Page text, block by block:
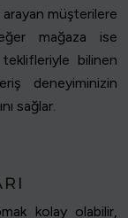
arayan müşterilere
mağaza ise
bilinen
deneyiminizin
sağlar.
kolay olabilir,